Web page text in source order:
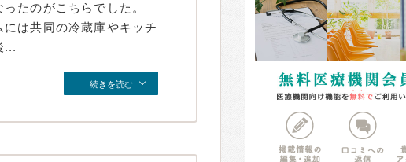
たのがこちらでした。
は共同の冷蔵庫やキッチ
...
続きを読む